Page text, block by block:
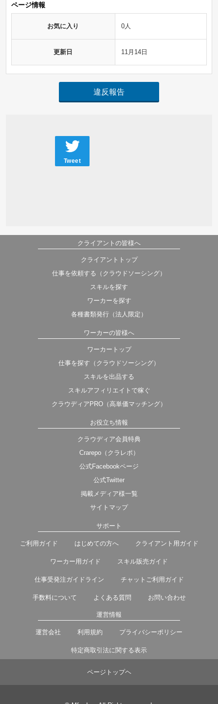
ページ情報
お気に入り 0人
更新日 11月14日
違反報告
Tweet
クライアントの皆様へ
クライアントトップ
仕事を依頼する（クラウドソーシング）
スキルを探す
ワーカーを探す
各種書類発行（法人限定）
ワーカーの皆様へ
ワーカートップ
仕事を探す（クラウドソーシング）
スキルを出品する
スキルアフィリエイトで稼ぐ
クラウディアPRO（高単価マッチング）
お役立ち情報
クラウディア会員特典
Crarepo（クラレポ）
公式Facebookページ
公式Twitter
掲載メディア様一覧
サイトマップ
サポート
ご利用ガイド はじめての方へ クライアント用ガイド
ワーカー用ガイド スキル販売ガイド
仕事受発注ガイドライン チャットご利用ガイド
手数料について よくある質問 お問い合わせ
運営情報
運営会社 利用規約 プライバシーポリシー
特定商取引法に関する表示
ページトップヘ